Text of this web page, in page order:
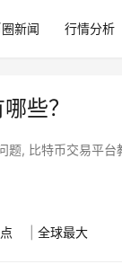
新闻 行情分析
些？
题, 比特币交易平台
全球最大